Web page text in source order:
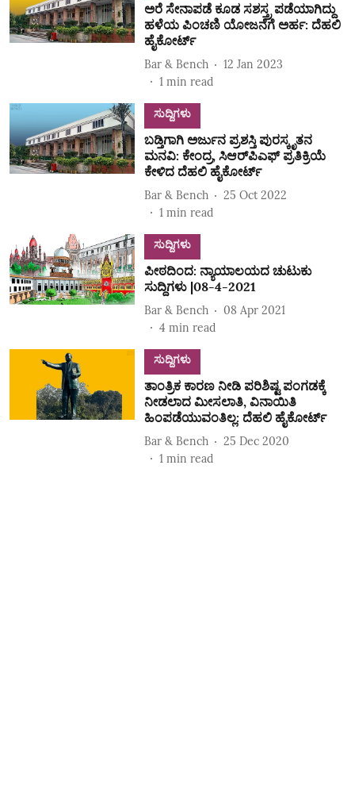
ಅರೆ ಸೇನಾಪಡೆ ಕೂಡ ಸಶಸ್ತ್ರ ಪಡೆಯಾಗಿದ್ದು
ಹಳೆಯ ಪಿಂಚಣಿ ಯೋಜನೆಗೆ ಅರ್ಹ: ದೆಹಲಿ
ಹೈಕೋರ್ಟ್
Bar & Bench
12 Jan 2023
1 min read
ಸುದ್ದಿಗಳು
ಬಡ್ತಿಗಾಗಿ ಅರ್ಜುನ ಪ್ರಶಸ್ತಿ ಪುರಸ್ಕೃತನ
ಮನವಿ: ಕೇಂದ್ರ, ಸಿಆರ್‌ಪಿಎಫ್‌ ಪ್ರತಿಕ್ರಿಯೆ
ಕೇಳಿದ ದೆಹಲಿ ಹೈಕೋರ್ಟ್
Bar & Bench
25 Oct 2022
1 min read
ಸುದ್ದಿಗಳು
ಪೀಠದಿಂದ: ನ್ಯಾಯಾಲಯದ ಚುಟುಕು
ಸುದ್ದಿಗಳು |08-4-2021
Bar & Bench
08 Apr 2021
4 min read
ಸುದ್ದಿಗಳು
ತಾಂತ್ರಿಕ ಕಾರಣ ನೀಡಿ ಪರಿಶಿಷ್ಟ ಪಂಗಡಕ್ಕೆ
ನೀಡಲಾದ ಮೀಸಲಾತಿ, ವಿನಾಯಿತಿ
ಹಿಂಪಡೆಯುವಂತಿಲ್ಲ: ದೆಹಲಿ ಹೈಕೋರ್ಟ್‌
Bar & Bench
25 Dec 2020
1 min read